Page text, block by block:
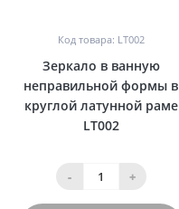
Код товара: LT002
Зеркало в ванную
неправильной формы в
круглой латунной раме
LT002
- +